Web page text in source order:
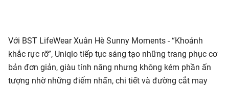
Với BST LifeWear Xuân Hè Sunny Moments - “Khoảnh
khắc rực rỡ”, Uniqlo tiếp tục sáng tạo những trang phục cơ
bản đơn giản, giàu tính năng nhưng không kém phần ấn
tượng nhờ những điểm nhấn, chi tiết và đường cắt may